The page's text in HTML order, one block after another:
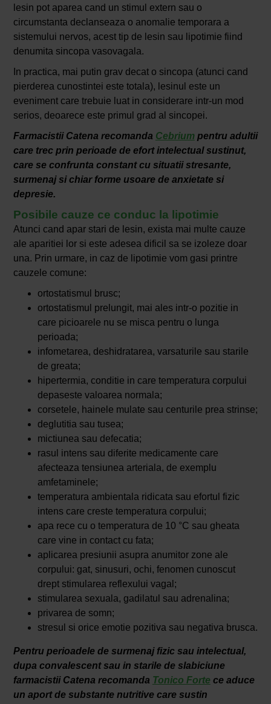
lesin pot aparea cand un stimul extern sau o
circumstanta declanseaza o anomalie temporara a
sistemului nervos, acest tip de lesin sau lipotimie fiind
denumita sincopa vasovagala.
In practica, mai putin grav decat o sincopa (atunci cand
pierderea cunostintei este totala), lesinul este un
eveniment care trebuie luat in considerare intr-un mod
serios, deoarece este primul grad al sincopei.
Farmacistii Catena recomanda Cebriumpentru adultii
care trec prin perioade de efort intelectual sustinut,
care se confrunta constant cu situatii stresante,
surmenaj si chiar forme usoare de anxietate si
depresie.
Posibile cauze ce conduc la lipotimie
Atunci cand apar stari de lesin, exista mai multe cauze
ale aparitiei lor si este adesea dificil sa se izoleze doar
una. Prin urmare, in caz de lipotimie vom gasi printre
cauzele comune:
ortostatismul brusc;
ortostatismul prelungit, mai ales intr-o pozitie in
care picioarele nu se misca pentru o lunga
perioada;
infometarea, deshidratarea, varsaturile sau starile
de greata;
hipertermia, conditie in care temperatura corpului
depaseste valoarea normala;
corsetele, hainele mulate sau centurile prea strinse;
deglutitia sau tusea;
mictiunea sau defecatia;
rasul intens sau diferite medicamente care
afecteaza tensiunea arteriala, de exemplu
amfetaminele;
temperatura ambientala ridicata sau efortul fizic
intens care creste temperatura corpului;
apa rece cu o temperatura de 10 °C sau gheata
care vine in contact cu fata;
aplicarea presiunii asupra anumitor zone ale
corpului: gat, sinusuri, ochi, fenomen cunoscut
drept stimularea reflexului vagal;
stimularea sexuala, gadilatul sau adrenalina;
privarea de somn;
stresul si orice emotie pozitiva sau negativa brusca.
Pentru perioadele de surmenaj fizic sau intelectual,
dupa convalescent sau in starile de slabiciune
farmacistii Catena recomanda Tonico Forte ce aduce
un aport de substante nutritive care sustin